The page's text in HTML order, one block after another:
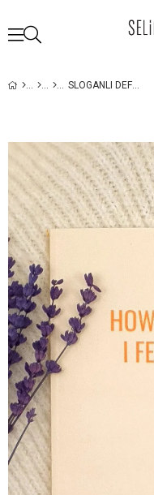
SLOGANLI DEFTER - TASARIM AJANDA - HOW AWESOME I FELL INSIDE